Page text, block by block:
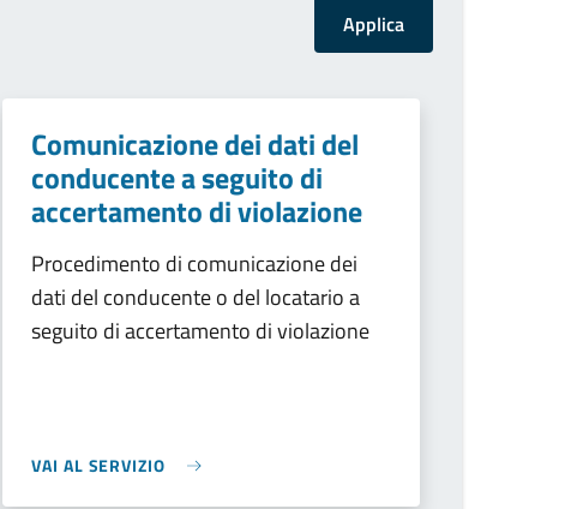
Comunicazione dei dati del
conducente a seguito di
accertamento di violazione
Procedimento di comunicazione dei
dati del conducente o del locatario a
seguito di accertamento di violazione
VAI AL SERVIZIO